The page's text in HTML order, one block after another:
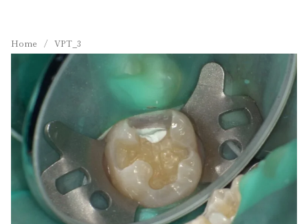
Home VPT_3